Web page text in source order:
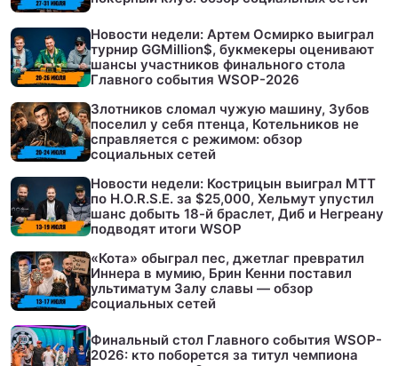
Новости недели: Артем Осмирко выиграл
турнир GGMillion$, букмекеры оценивают
шансы участников финального стола
Главного события WSOP-2026
Злотников сломал чужую машину, Зубов
поселил у себя птенца, Котельников не
справляется с режимом: обзор
социальных сетей
Новости недели: Кострицын выиграл МТТ
по H.O.R.S.E. за $25,000, Хельмут упустил
шанс добыть 18-й браслет, Диб и Негреану
подводят итоги WSOP
«Кота» обыграл пес, джетлаг превратил
Иннера в мумию, Брин Кенни поставил
ультиматум Залу славы — обзор
социальных сетей
Финальный стол Главного события WSOP-
2026: кто поборется за титул чемпиона